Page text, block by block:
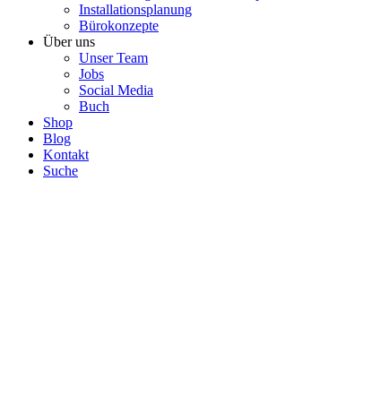
Installationsplanung
Bürokonzepte
Über uns
Unser Team
Jobs
Social Media
Buch
Shop
Blog
Kontakt
Suche